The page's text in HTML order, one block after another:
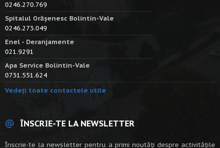
0246.270.769
Spitalul Orășenesc Bolintin-Vale
0246.273.049
Enel - Deranjamente
021.9291
Apa Service Bolintin-Vale
0731.551.624
Vedeți toate contactele utile
ÎNSCRIE-TE LA NEWSLETTER
Înscrie-te la newsletter pentru a primi noutăți despre activitățile